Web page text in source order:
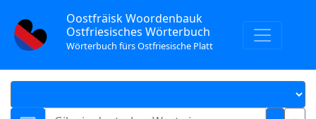
Oostfräisk Woordenbauk
Ostfriesisches Wörterbuch
Wörterbuch fürs Ostfriesische Platt